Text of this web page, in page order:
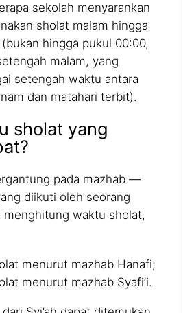
sekolah menyarankan
sholat malam hingga
hingga pukul 00:00,
malam, yang
setengah waktu antara
dan matahari terbit).
sholat yang
pada mazhab —
diikuti oleh seorang
menghitung waktu sholat,
menurut mazhab Hanafi;
menurut mazhab Syafi’i.